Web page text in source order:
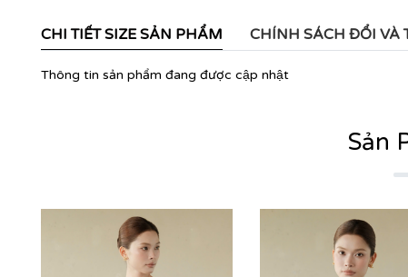
CHI TIẾT SIZE SẢN PHẨM CHÍNH SÁCH ĐỔI VÀ
Thông tin sản phẩm đang được cập nhật
Sản